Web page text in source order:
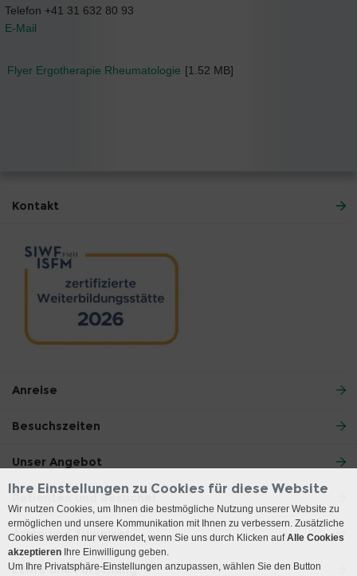
Telefon +41 31 632 80 93
E-Mail
Flyer Ergotherapie Rheumatologie [1.52 MB]
Kontakt
Anreise
Besuchszeiten
Unser Angebot
Patienten und Besucher
Ärzte und Zuweiser
Lehre und Forschung
Ihre Einstellungen zu Cookies für diese Website
Wir nutzen Cookies, um Ihnen die bestmögliche Nutzung unserer Website zu
ermöglichen und unsere Kommunikation mit Ihnen zu verbessern. Zusätzliche
Cookies werden nur verwendet, wenn Sie uns durch Klicken aufAlle Cookies
akzeptieren Ihre Einwilligung geben.
Um Ihre Privatsphäre-Einstellungen anzupassen, wählen Sie den Button